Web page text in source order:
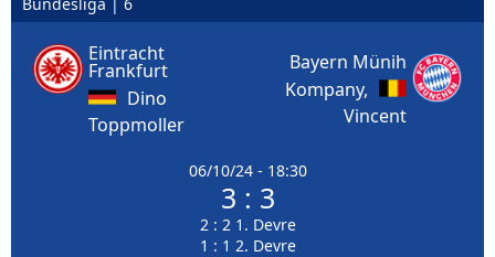
Eintracht
Frankfurt
Dino
Toppmoller
06/10/24 - 18:30
3 : 3
2 : 2 1. Devre
1 : 1 2. Devre
Bayern Münih
Kompany,
Vincent